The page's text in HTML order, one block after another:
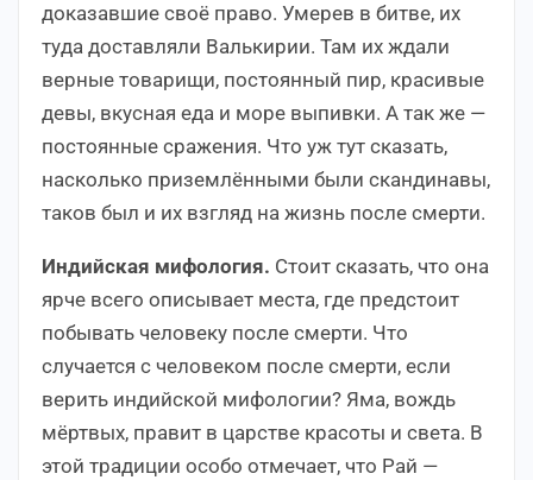
доказавшие своё право. Умерев в битве, их
туда доставляли Валькирии. Там их ждали
верные товарищи, постоянный пир, красивые
девы, вкусная еда и море выпивки. А так же —
постоянные сражения. Что уж тут сказать,
насколько приземлёнными были скандинавы,
таков был и их взгляд на жизнь после смерти.
Индийская мифология. Стоит сказать, что она
ярче всего описывает места, где предстоит
побывать человеку после смерти. Что
случается с человеком после смерти, если
верить индийской мифологии? Яма, вождь
мёртвых, правит в царстве красоты и света. В
этой традиции особо отмечает, что Рай —